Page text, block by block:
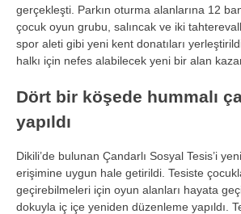
gerçekleşti. Parkın oturma alanlarına 12
çocuk oyun grubu, salıncak ve iki
spor aleti gibi yeni kent donatıları
halkı için nefes alabilecek yeni bir alan
Dört bir köşede hummalı
yapıldı
Dikili’de bulunan Çandarlı Sosyal Tesis’i
erişimine uygun hale getirildi. Tesiste
geçirebilmeleri için oyun alanları hayata ge
dokuyla iç içe yeniden düzenleme yapıldı.